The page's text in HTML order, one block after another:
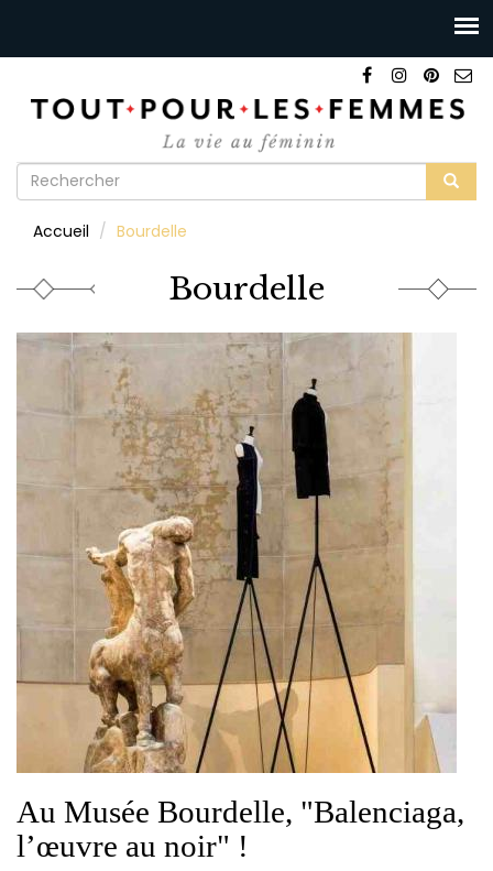
Formulaire
recherche
Accueil Bourdelle
Bourdelle
Au Musée Bourdelle, "Balenciaga,
l’œuvre au noir" !